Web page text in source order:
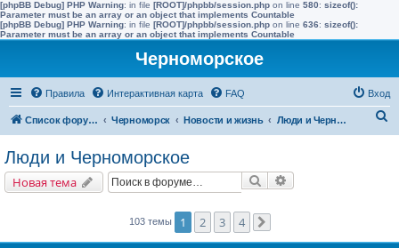
[phpBB Debug] PHP Warning: in file [ROOT]/phpbb/session.php on line 580: sizeof():
Parameter must be an array or an object that implements Countable
[phpBB Debug] PHP Warning: in file [ROOT]/phpbb/session.php on line 636: sizeof():
Parameter must be an array or an object that implements Countable
Черноморское
Правила Интерактивная карта FAQ Вход
Список форумов Черноморск Новости и жизнь Люди и Черноморское
Люди и Черноморское
Новая тема Поиск
103 темы 1 2 3 4